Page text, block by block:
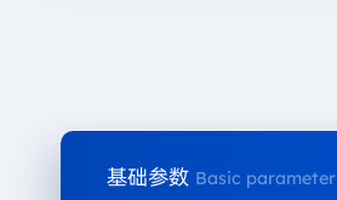
基础参数 Basic parameter